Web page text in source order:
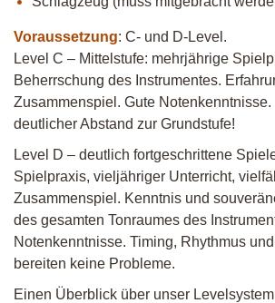
Voraussetzung: C- und D-Level.
Level C – Mittelstufe: mehrjährige
Beherrschung des Instrumentes.
Zusammenspiel. Gute Notenkenntnisse.
deutlicher Abstand zur Grundstufe!
Level D – deutlich fortgeschrittene
Spielpraxis, vieljähriger Unterricht,
Zusammenspiel. Kenntnis und
des gesamten Tonraumes des
Notenkenntnisse. Timing, Rhythmus
bereiten keine Probleme.
Einen Überblick über unser